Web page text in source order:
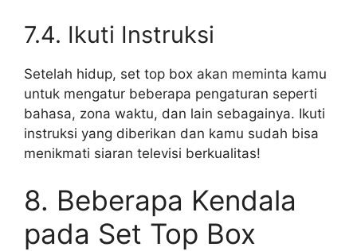
7.4. Ikuti Instruksi
Setelah hidup, set top box akan meminta kamu
untuk mengatur beberapa pengaturan seperti
bahasa, zona waktu, dan lain sebagainya. Ikuti
instruksi yang diberikan dan kamu sudah bisa
menikmati siaran televisi berkualitas!
8. Beberapa Kendala
pada Set Top Box